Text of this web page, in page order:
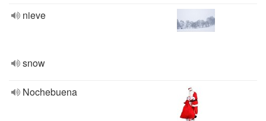
nieve
snow
Nochebuena